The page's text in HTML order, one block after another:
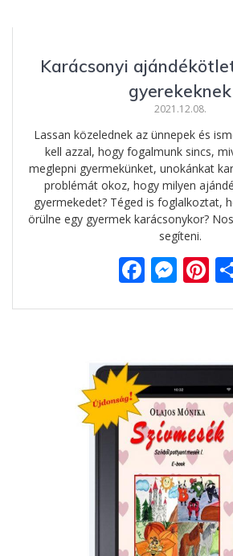
Karácsonyi
gyerekeknek
2021.12.08.
Lassan közelednek az ünnepek és
kell azzal, hogy fogalmunk sincs,
meglepni gyermekünket, unokánkat
problémát okoz, hogy milyen
gyermekedet? Téged is foglalkoztat,
örülne egy gyermek karácsonykor?
segíteni.
F
e
o
o
k
M
ss
n
g
er
Pi
st